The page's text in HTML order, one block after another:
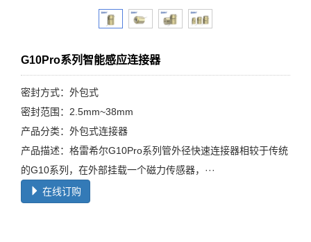
G10Pro系列智能感应连接器
密封方式：外包式
密封范围：2.5mm~38mm
产品分类：外包式连接器
产品描述：格雷希尔G10Pro系列管外径快速连接器相较于传统
的G10系列，在外部挂载一个磁力传感器，···
在线订购